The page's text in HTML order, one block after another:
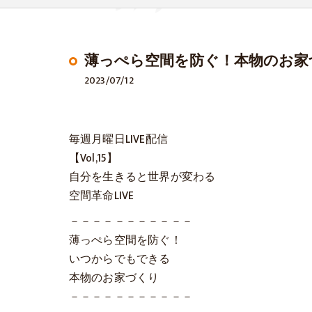
薄っぺら空間を防ぐ！本物のお
2023/07/12
毎週月曜日LIVE配信
【Vol,15】
自分を生きると世界が変わる
空間革命LIVE
－－－－－－－－－－－
薄っぺら空間を防ぐ！
いつからでもできる
本物のお家づくり
－－－－－－－－－－－